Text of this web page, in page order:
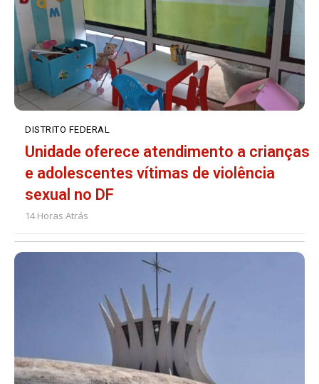
DISTRITO FEDERAL
Unidade oferece atendimento a crianças
e adolescentes vítimas de violência
sexual no DF
14 Horas Atrás